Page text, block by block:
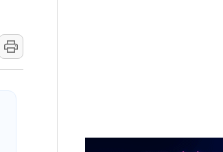
반도체주 '활짝'
…나스닥 선물 1%대 상승